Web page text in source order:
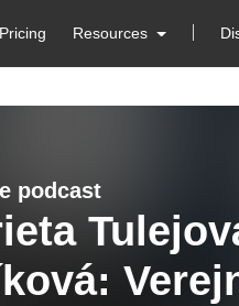
Pricing Resources
podcast